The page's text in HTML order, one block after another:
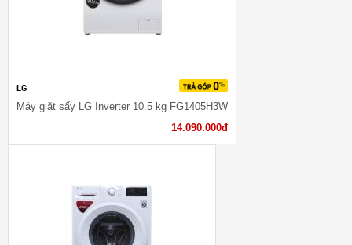
LG
Máy giặt sấy LG Inverter 10.5 kg FG1405H3W
14.090.000đ